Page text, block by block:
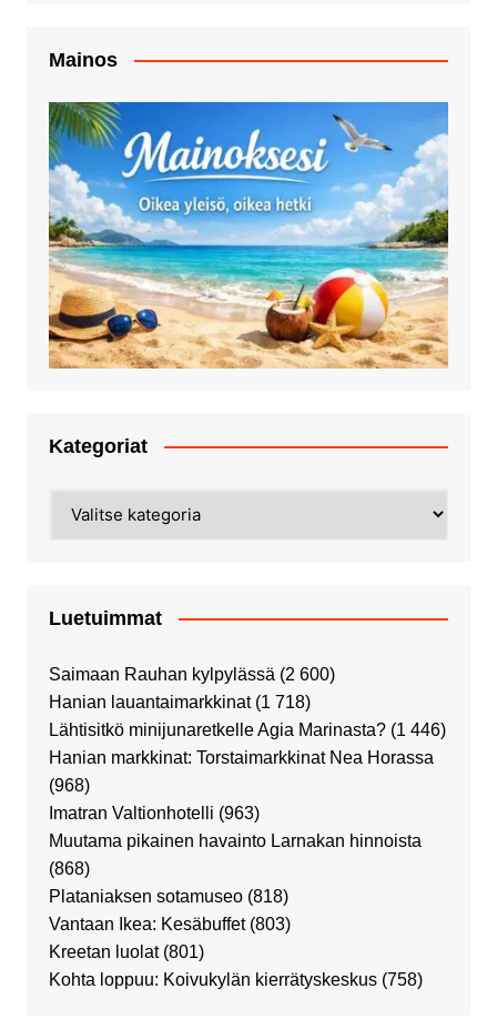
Mainos
Kategoriat
Luetuimmat
Saimaan Rauhan kylpylässä (2 600)
Hanian lauantaimarkkinat (1 718)
Lähtisitkö minijunaretkelle Agia Marinasta? (1 446)
Hanian markkinat: Torstaimarkkinat Nea Horassa
(968)
Imatran Valtionhotelli (963)
Muutama pikainen havainto Larnakan hinnoista
(868)
Plataniaksen sotamuseo (818)
Vantaan Ikea: Kesäbuffet (803)
Kreetan luolat (801)
Kohta loppuu: Koivukylän kierrätyskeskus (758)